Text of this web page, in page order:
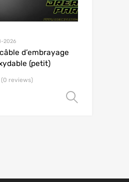
2026
d’embrayage
(petit)
(0 reviews)